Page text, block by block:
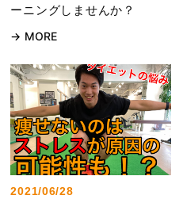
ーニングしませんか？
MORE
2021/06/28